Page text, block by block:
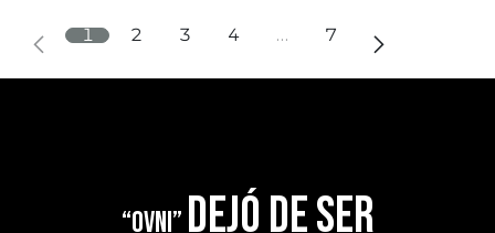
1 2 3 4 … 7
“OVNI” dejó de ser